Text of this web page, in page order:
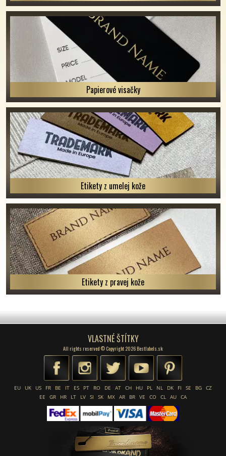
Papierové visačky
Etikety z umelej kože
Etikety z pravej kože
VLASTNÉ ŠTÍTKY
All rights reserved © Copyright 2026 Bestlabels.sk
EU UK US FR BE IT ES PT RO DE AT CH HU PL NL DK FI SE BG CZ
EE
GR HR LT LV SI SK MX AR BR VE CO CL AU CA